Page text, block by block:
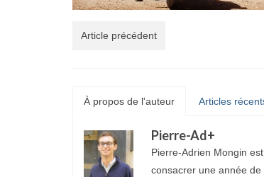
Article précédent
À propos de l'auteur Articles
Pierre-Ad+
Pierre-Adrien Mongin
consacrer une année